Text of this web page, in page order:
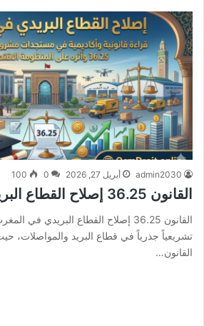
admin2030 أبريل 27, 2026 0
100
القانون 36.25 إصلاح القطاع البريدي في المغرب
القانون 36.25 إصلاح القطاع البريدي
تشريعياً جذرياً في قطاع البريد
القانون…